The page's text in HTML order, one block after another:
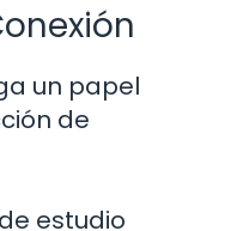
un papel
de
estudio